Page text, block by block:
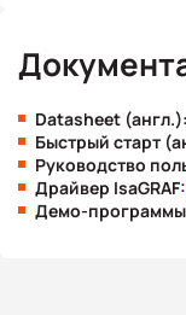
Datasheet (англ.):
Быстрый старт
Руководство
Драйвер IsaGRAF:
Демо-программы